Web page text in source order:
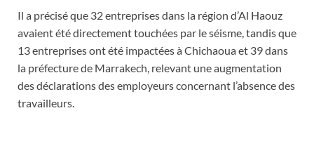
Il a précisé que 32 entreprises dans la région d’Al Haouz
avaient été directement touchées par le séisme, tandis que
13 entreprises ont été impactées à Chichaoua et 39 dans
la préfecture de Marrakech, relevant une augmentation
des déclarations des employeurs concernant l’absence des
travailleurs.